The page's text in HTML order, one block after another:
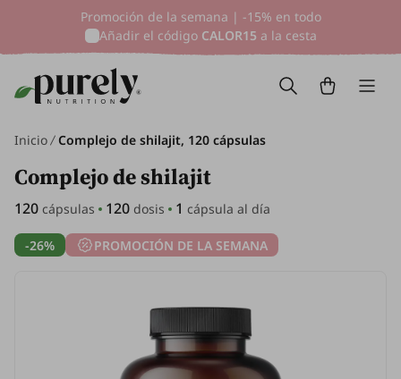
Promoción de la semana | -15% en todo
Añadir el código CALOR15 a la cesta
Inicio Complejo de shilajit, 120 cápsulas
Complejo de shilajit
120 cápsulas 120 dosis 1 cápsula al día
-26% PROMOCIÓN DE LA SEMANA